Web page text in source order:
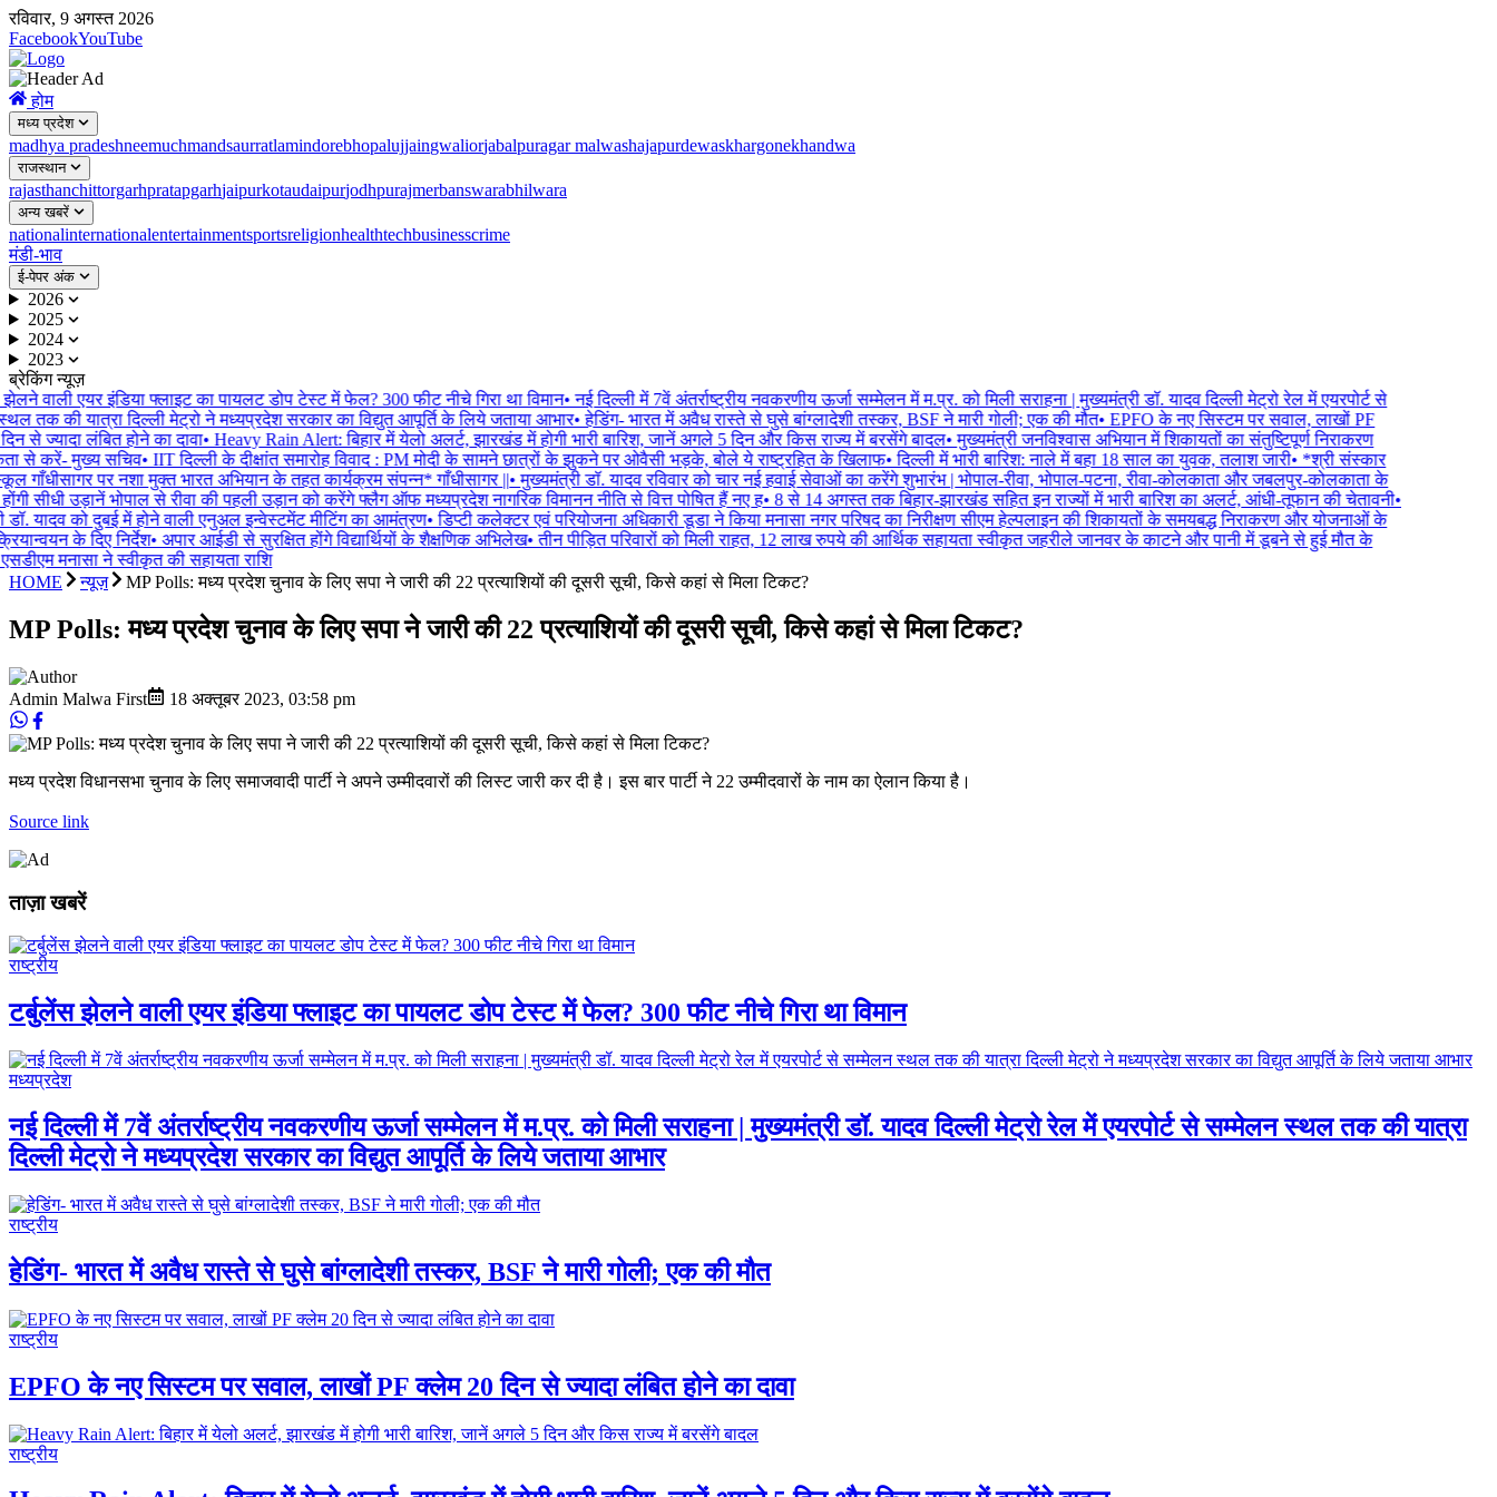
रविवार, 9 अगस्त 2026
FacebookYouTube
होम
मध्य प्रदेश
madhya pradeshneemuchmandsaurratlamindorebhopalujjaingwaliorjabalpuragar malwashajapurdewaskhargonekhandwa
राजस्थान
rajasthanchittorgarhpratapgarhjaipurkotaudaipurjodhpurajmerbanswarabhilwara
अन्य खबरें
nationalinternationalentertainmentsportsreligionhealthtechbusinesscrime
मंडी-भाव
ई-पेपर अंक
2026
2025
2024
2023
ब्रेकिंग न्यूज़
वाली एयर इंडिया फ्लाइट का पायलट डोप टेस्ट में फेल? 300 फीट नीचे गिरा था विमान•नई दिल्ली में 7वें अंतर्राष्ट्रीय नवकरणीय ऊर्जा सम्मेलन में म.प्र. को मिली सराहना | मुख्यमंत्री डॉ. यादव दिल्ली मेट्रो रेल में एयरपोर्ट से
तक की यात्रा दिल्ली मेट्रो ने मध्यप्रदेश सरकार का विद्युत आपूर्ति के लिये जताया आभार•हेडिंग- भारत में अवैध रास्ते से घुसे बांग्लादेशी तस्कर, BSF ने मारी गोली; एक की मौत•EPFO के नए सिस्टम पर सवाल, लाखों PF
से ज्यादा लंबित होने का दावा•Heavy Rain Alert: बिहार में येलो अलर्ट, झारखंड में होगी भारी बारिश, जानें अगले 5 दिन और किस राज्य में बरसेंगे बादल•मुख्यमंत्री जनविश्वास अभियान में शिकायतों का संतुष्टिपूर्ण निराकरण
से करें- मुख्य सचिव•IIT दिल्ली के दीक्षांत समारोह विवाद : PM मोदी के सामने छात्रों के झुकने पर ओवैसी भड़के, बोले ये राष्ट्रहित के खिलाफ•दिल्ली में भारी बारिश: नाले में बहा 18 साल का युवक, तलाश जारी•*श्री संस्कार
गाँधीसागर पर नशा मुक्त भारत अभियान के तहत कार्यक्रम संपन्न* गाँधीसागर || •मुख्यमंत्री डॉ. यादव रविवार को चार नई हवाई सेवाओं का करेंगे शुभारंभ | भोपाल-रीवा, भोपाल-पटना, रीवा-कोलकाता और जबलपुर-कोलकाता के
सीधी उड़ानें भोपाल से रीवा की पहली उड़ान को करेंगे फ्लैग ऑफ मध्यप्रदेश नागरिक विमानन नीति से वित्त पोषित हैं नए ह•8 से 14 अगस्त तक बिहार-झारखंड सहित इन राज्यों में भारी बारिश का अलर्ट, आंधी-तूफान की चेतावनी•
यादव को दुबई में होने वाली एनुअल इन्वेस्टमेंट मीटिंग का आमंत्रण•डिप्टी कलेक्टर एवं परियोजना अधिकारी डूडा ने किया मनासा नगर परिषद का निरीक्षण सीएम हेल्पलाइन की शिकायतों के समयबद्ध निराकरण और योजनाओं के
के दिए निर्देश•अपार आईडी से सुरक्षित होंगे विद्यार्थियों के शैक्षणिक अभिलेख•तीन पीड़ित परिवारों को मिली राहत, 12 लाख रुपये की आर्थिक सहायता स्वीकृत जहरीले जानवर के काटने और पानी में डूबने से हुई मौत के
मनासा ने स्वीकृत की सहायता राशि
HOME
न्यूज़ MP Polls: मध्य प्रदेश चुनाव के लिए सपा ने जारी की 22 प्रत्याशियों की दूसरी सूची, किसे कहां से मिला टिकट?
MP Polls: मध्य प्रदेश चुनाव के लिए सपा ने जारी की 22 प्रत्याशियों की दूसरी सूची, किसे कहां से मिला टिकट?
Admin Malwa First 18 अक्तूबर 2023, 03:58 pm
मध्य प्रदेश विधानसभा चुनाव के लिए समाजवादी पार्टी ने अपने उम्मीदवारों की लिस्ट जारी कर दी है। इस बार पार्टी ने 22 उम्मीदवारों के नाम का ऐलान किया है।
Source link
ताज़ा खबरें
राष्ट्रीय
टर्बुलेंस झेलने वाली एयर इंडिया फ्लाइट का पायलट डोप टेस्ट में फेल? 300 फीट नीचे गिरा था विमान
मध्यप्रदेश
नई दिल्ली में 7वें अंतर्राष्ट्रीय नवकरणीय ऊर्जा सम्मेलन में म.प्र. को मिली सराहना | मुख्यमंत्री डॉ. यादव दिल्ली मेट्रो रेल में एयरपोर्ट से सम्मेलन स्थल तक की यात्रा
दिल्ली मेट्रो ने मध्यप्रदेश सरकार का विद्युत आपूर्ति के लिये जताया आभार
राष्ट्रीय
हेडिंग- भारत में अवैध रास्ते से घुसे बांग्लादेशी तस्कर, BSF ने मारी गोली; एक की मौत
राष्ट्रीय
EPFO के नए सिस्टम पर सवाल, लाखों PF क्लेम 20 दिन से ज्यादा लंबित होने का दावा
राष्ट्रीय